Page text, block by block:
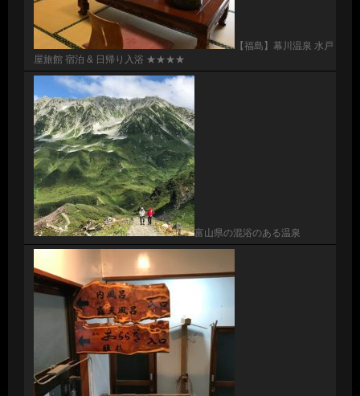
【福島】幕川温泉 水戸
屋旅館 宿泊 & 日帰り入浴 ★★★★
富山県の混浴のある温泉